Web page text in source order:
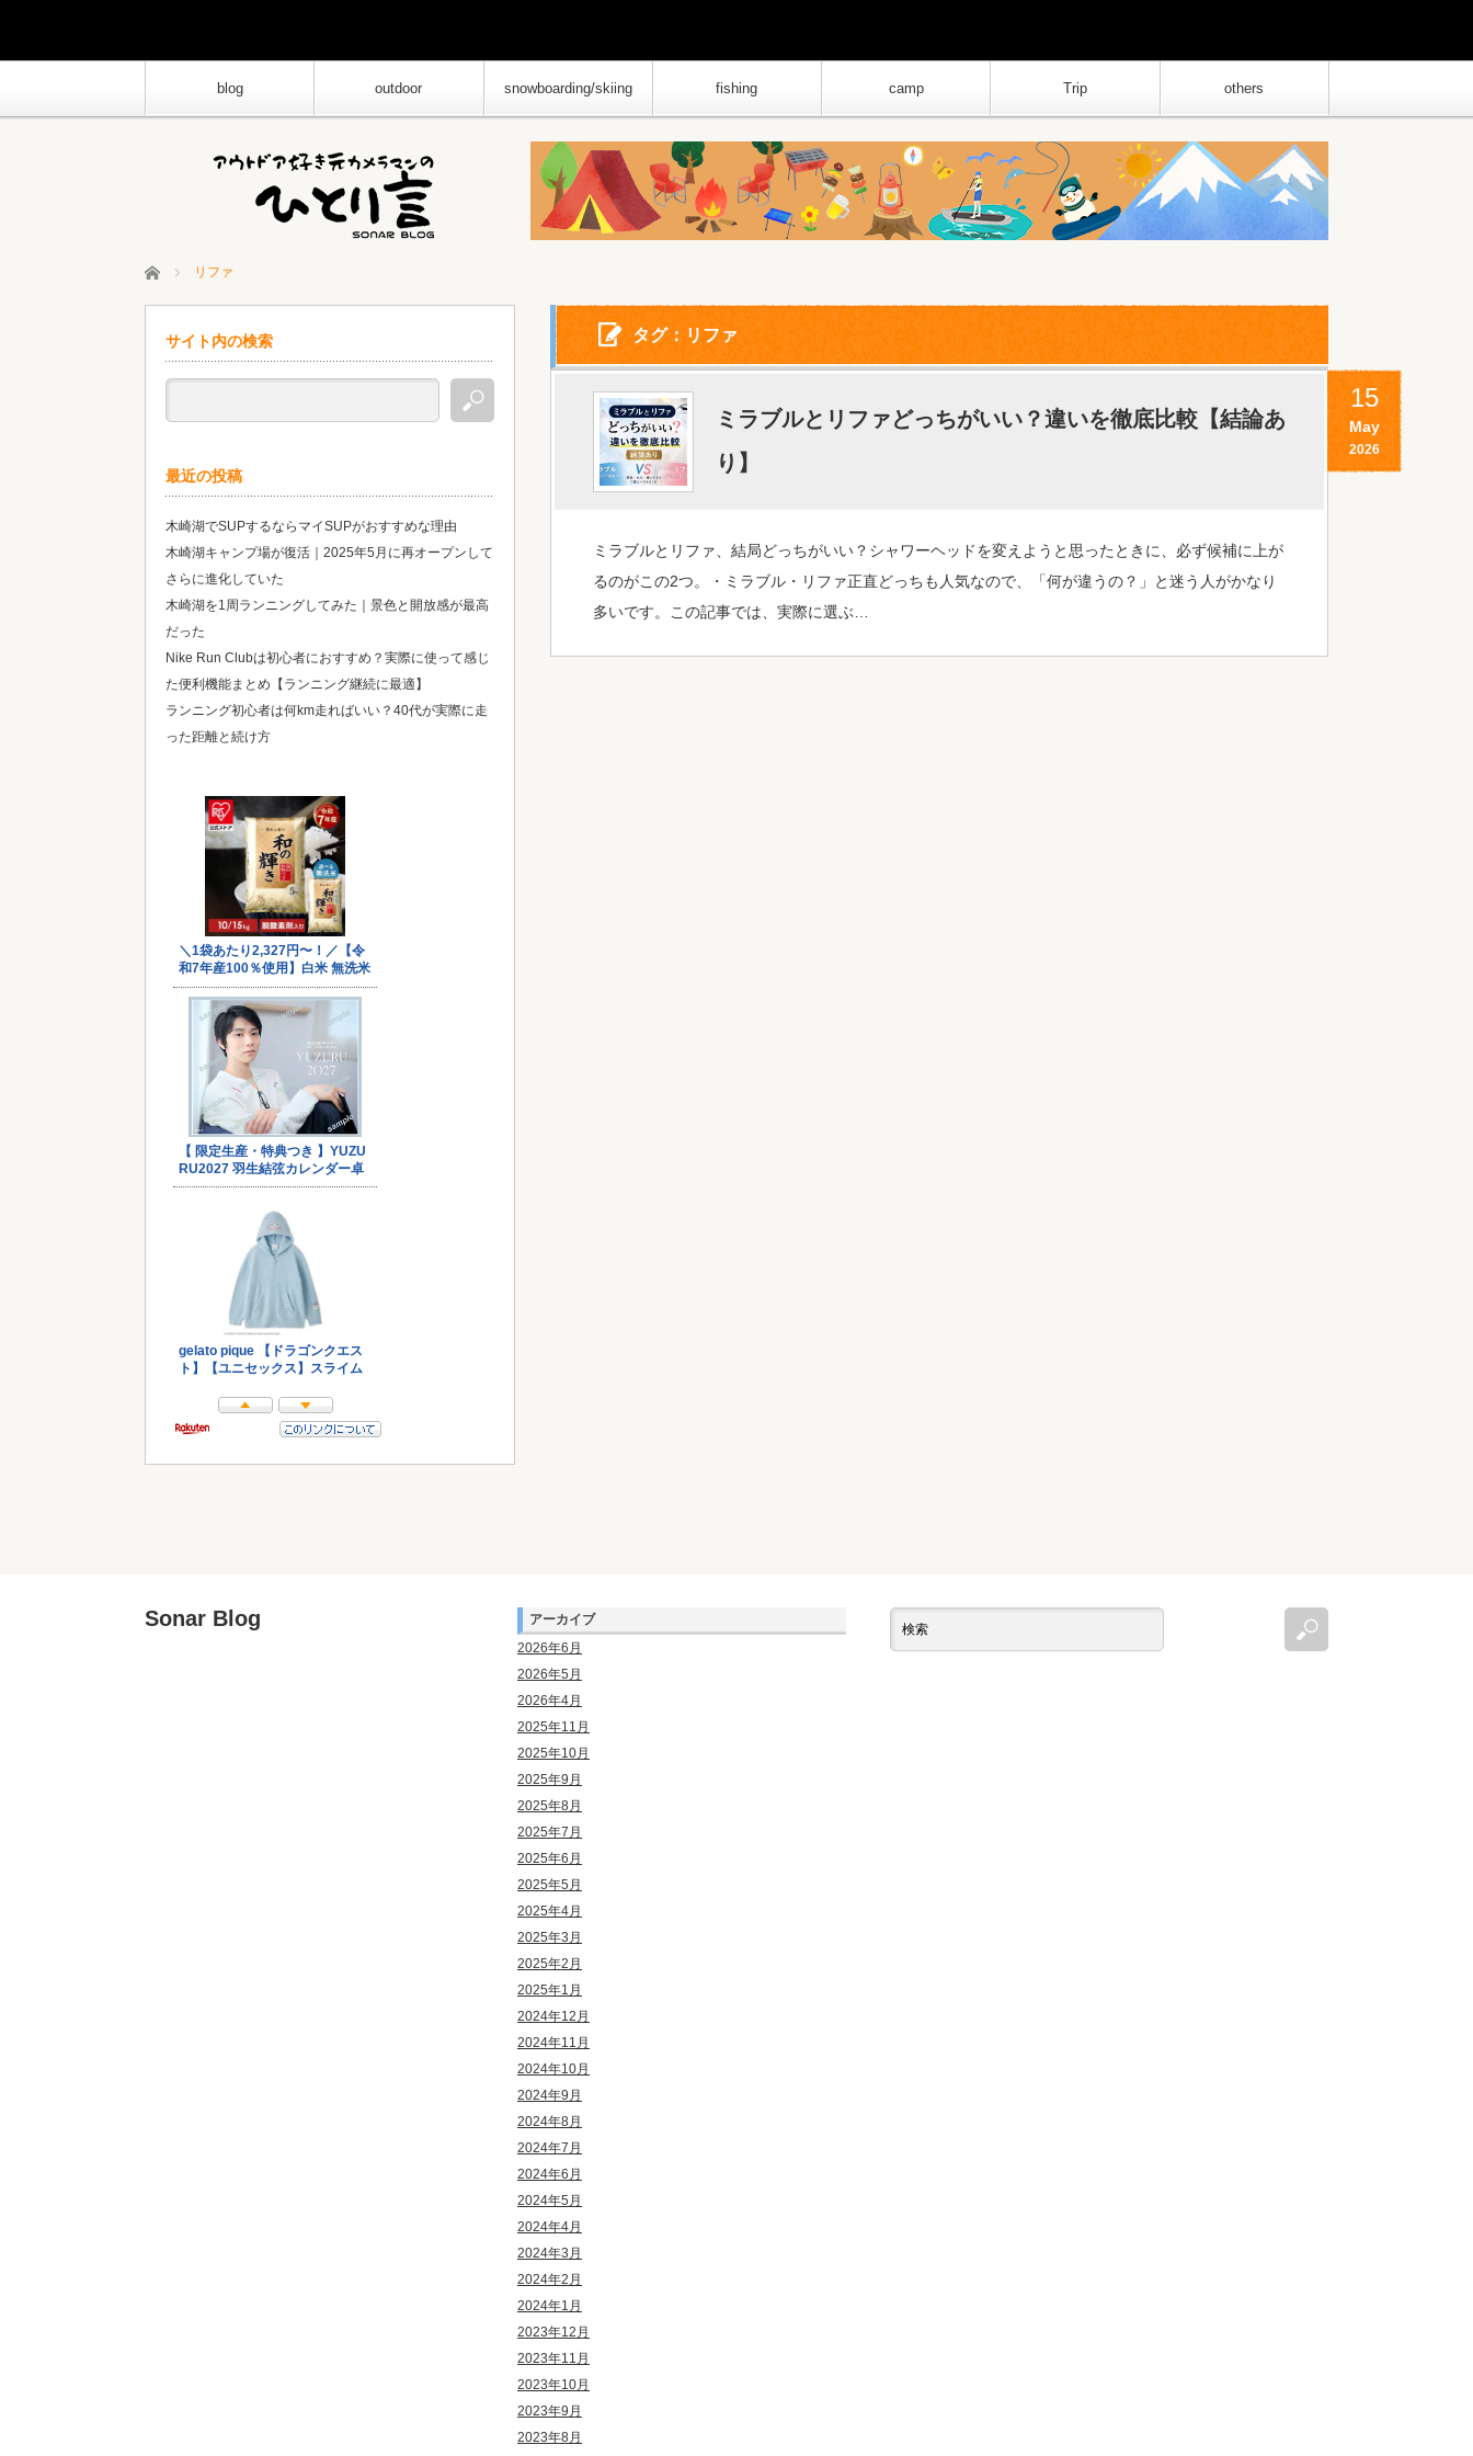
blog outdoor snowboarding/skiing fishing camp Trip others
ホーム リファ
タグ：リファ
15
May
2026
ミラブルとリファどっちがいい？違いを徹底比較【結論あ
り】
ミラブルとリファ、結局どっちがいい？シャワーヘッドを変えようと思ったときに、必ず候補に上が
るのがこの2つ。・ミラブル・リファ正直どっちも人気なので、「何が違うの？」と迷う人がかなり
多いです。この記事では、実際に選ぶ…
サイト内の検索
最近の投稿
木崎湖でSUPするならマイSUPがおすすめな理由
木崎湖キャンプ場が復活｜2025年5月に再オープンして
さらに進化していた
木崎湖を1周ランニングしてみた｜景色と開放感が最高
だった
Nike Run Clubは初心者におすすめ？実際に使って感じ
た便利機能まとめ【ランニング継続に最適】
ランニング初心者は何km走ればいい？40代が実際に走
った距離と続け方
Sonar Blog
アーカイブ
2026年6月
2026年5月
2026年4月
2025年11月
2025年10月
2025年9月
2025年8月
2025年7月
2025年6月
2025年5月
2025年4月
2025年3月
2025年2月
2025年1月
2024年12月
2024年11月
2024年10月
2024年9月
2024年8月
2024年7月
2024年6月
2024年5月
2024年4月
2024年3月
2024年2月
2024年1月
2023年12月
2023年11月
2023年10月
2023年9月
2023年8月